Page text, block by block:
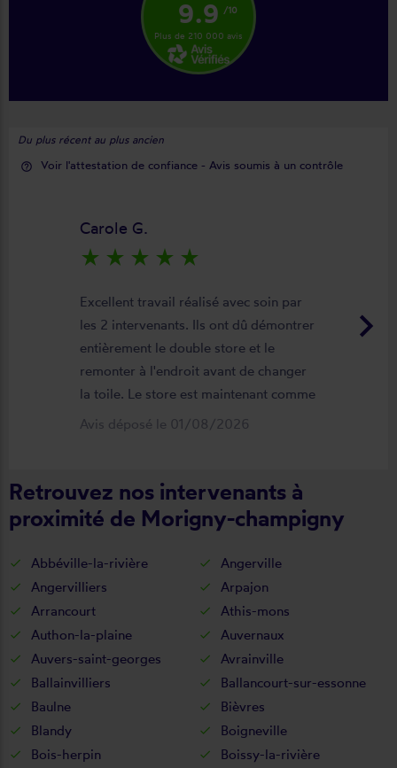
9.9 /10
Plus de 210 000 avis
Du plus récent au plus ancien
help_outline Voir l'attestation de confiance - Avis soumis à un contrôle
keyboard_arrow_right
Carole G.
star_rate star_rate star_rate star_rate star_rate
Excellent travail réalisé avec soin par
les 2 intervenants. Ils ont dû démontrer
entièrement le double store et le
remonter à l'endroit avant de changer
la toile. Le store est maintenant comme
neuf, parfaitement positionné et
Avis déposé le 01/08/2026
Retrouvez nos intervenants à
proximité de Morigny-champigny
Abbéville-la-rivière
Angerville
Angervilliers
Arpajon
Arrancourt
Athis-mons
Authon-la-plaine
Auvernaux
Auvers-saint-georges
Avrainville
Ballainvilliers
Ballancourt-sur-essonne
Baulne
Bièvres
Blandy
Boigneville
Bois-herpin
Boissy-la-rivière